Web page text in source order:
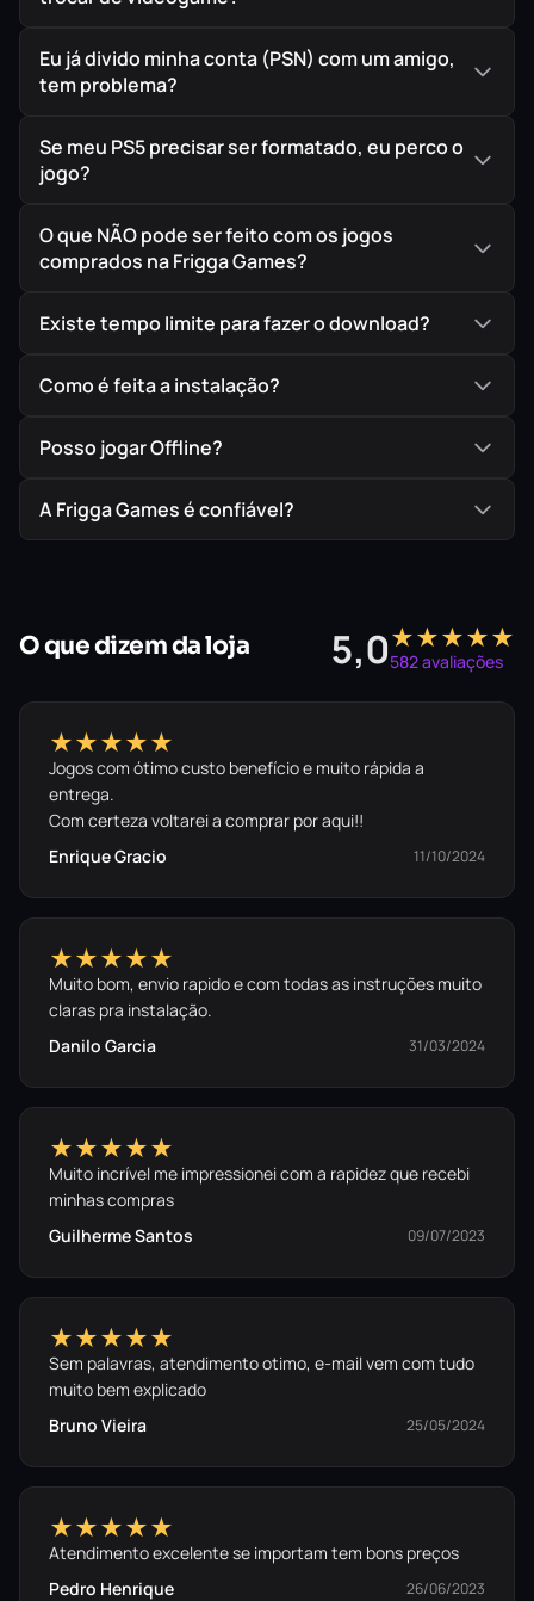
Eu já divido minha conta (PSN) com um amigo,
tem problema?
Se meu PS5 precisar ser formatado, eu perco o
jogo?
O que NÃO pode ser feito com os jogos
comprados na Frigga Games?
Existe tempo limite para fazer o download?
Como é feita a instalação?
Posso jogar Offline?
A Frigga Games é confiável?
O que dizem da loja 5,0★★★★★
582 avaliações
★★★★★
Jogos com ótimo custo benefício e muito rápida a
entrega.
Com certeza voltarei a comprar por aqui!!
Enrique Gracio
11/10/2024
★★★★★
Muito bom, envio rapido e com todas as instruções muito
claras pra instalação.
Danilo Garcia
31/03/2024
★★★★★
Muito incrível me impressionei com a rapidez que recebi
minhas compras
Guilherme Santos
09/07/2023
★★★★★
Sem palavras, atendimento otimo, e-mail vem com tudo
muito bem explicado
Bruno Vieira
25/05/2024
★★★★★
Atendimento excelente se importam tem bons preços
Pedro Henrique
26/06/2023